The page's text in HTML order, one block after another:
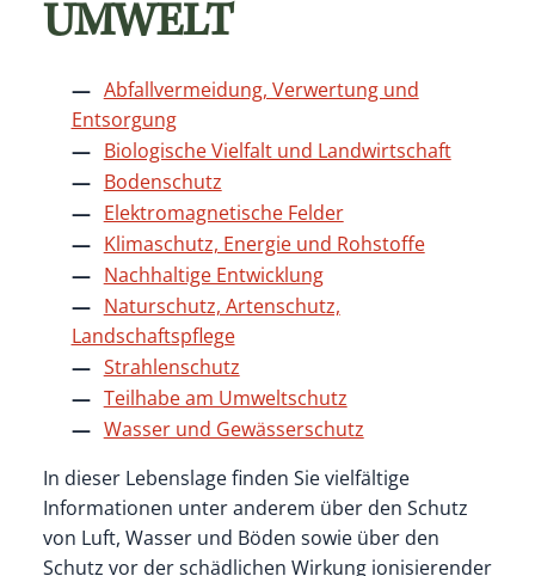
UMWELT
Abfallvermeidung, Verwertung und
Entsorgung
Biologische Vielfalt und Landwirtschaft
Bodenschutz
Elektromagnetische Felder
Klimaschutz, Energie und Rohstoffe
Nachhaltige Entwicklung
Naturschutz, Artenschutz,
Landschaftspflege
Strahlenschutz
Teilhabe am Umweltschutz
Wasser und Gewässerschutz
In dieser Lebenslage finden Sie vielfältige
Informationen unter anderem über den Schutz
von Luft, Wasser und Böden sowie über den
Schutz vor der schädlichen Wirkung ionisierender